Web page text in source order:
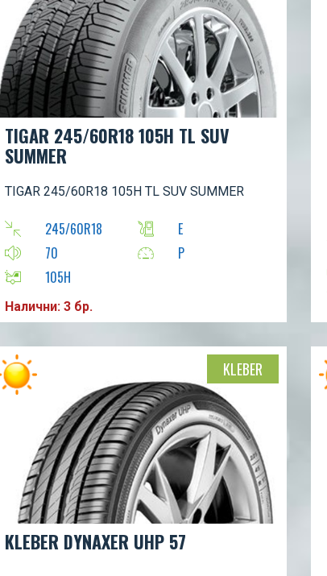
TIGAR 245/60R18 105H TL SUV
SUMMER
TIGAR 245/60R18 105H TL SUV SUMMER
245/60R18
E
70
P
105H
Налични: 3 бр.
KLEBER DYNAXER UHP 57
KLEBER